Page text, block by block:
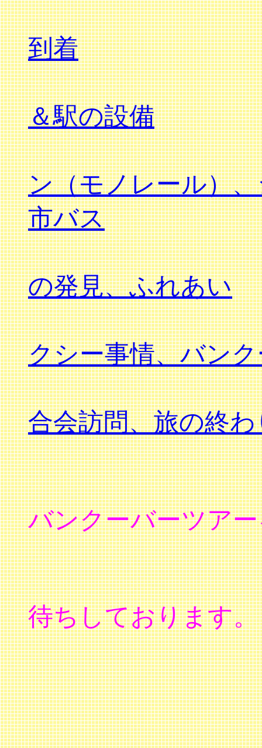
到着
＆駅の設備
ン（モノレール）
市バス
の発見、ふれあい
クシー事情、バン
合会訪問、旅の終
バンクーバーツア
ご意見
待ちしております。